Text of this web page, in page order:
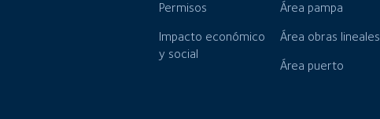
Permisos
Impacto económico
y social
Área pampa
Área obras lineales
Área puerto